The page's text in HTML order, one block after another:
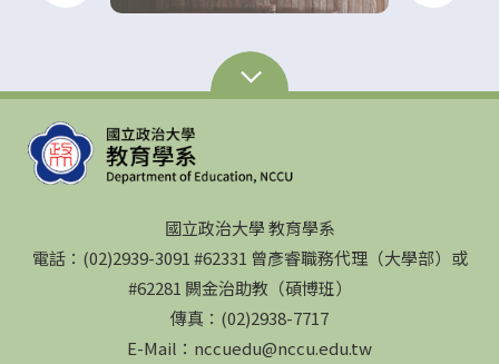
國立政治大學 教育學系
電話：(02)2939-3091 #62331 曾彥睿職務代理（大學部）或
#62281 闕金治助教（碩博班）
傳真：(02)2938-7717
E-Mail：nccuedu@nccu.edu.tw